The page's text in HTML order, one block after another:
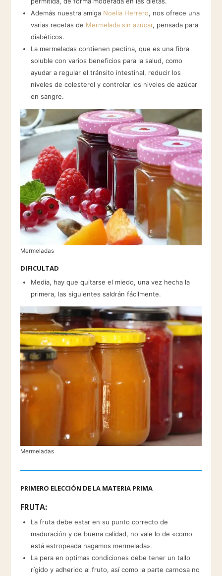
Además nuestra amiga Noelia Herrero, nos ofrece una
varias recetas de Mermelada sin azúcar, pensada para
diabéticos.
La mermeladas contienen pectina, que es una fibra
soluble con varios beneficios para la salud, como
ayudar a regular el tránsito intestinal, reducir los
niveles de colesterol y controlar los niveles de azúcar
en sangre.
Mermeladas
DIFICULTAD
Media, hay que quitarse el miedo, una vez hecha la
primera, las siguientes saldrán fácilmente.
Mermeladas
PRIMERO ELECCIÓN DE LA MATERIA PRIMA
FRUTA:
La fruta debe estar en su punto correcto de
maduración y de buena calidad, no vale lo de «como
está estropeada hagamos mermelada».
La pera en optimas condiciones debe tener un tallo
rígido y adherido al fruto, así como la parte carnosa no